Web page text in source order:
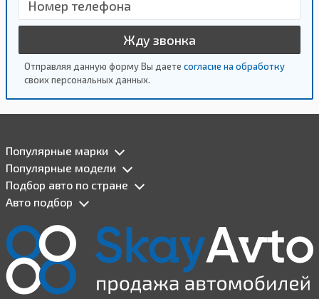
Жду звонка
Отправляя данную форму Вы даете согласие на обработку
своих персональных данных.
Популярные марки
Популярные модели
Подбор авто по стране
Авто подбор